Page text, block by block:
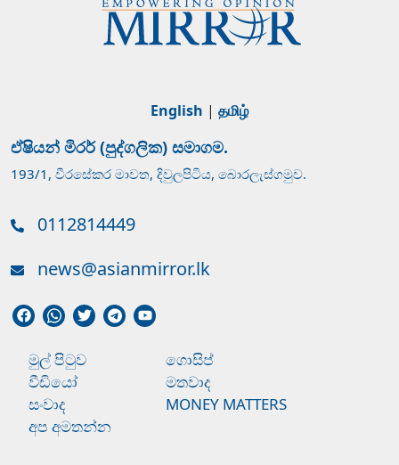
English | தமிழ்
ඒෂියන් මිරර් (පුද්ගලික) සමාගම.
193/1, වීරසේකර මාවත, දිවුලපිටිය, බොරලැස්ගමුව.
0112814449
news@asianmirror.lk
මුල් පිටුව
ගොසිප්
වීඩියෝ
මතවාද
සංවාද
MONEY MATTERS
අප අමතන්න